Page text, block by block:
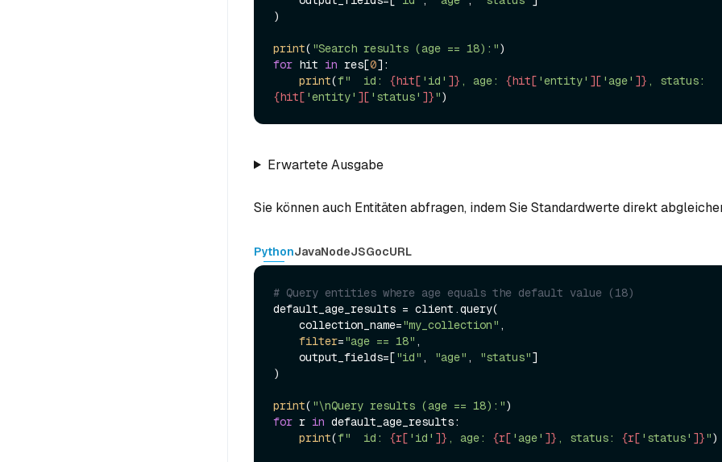
)
print( "Search results (age == 18):"
for hit in res[0]:
print(f"  id: {hit[ 'id' ]} , age: {hit[ 'entity' ][ 'age' ]}
{hit[ 'entity' ][ 'status' ]}"
Erwartete Ausgabe
Sie können auch Entitäten abfragen, indem Sie Standardwerte direkt
PythonJavaNodeJSGocURL
# Query entities where age equals the default value (18)
default_age_results = client.query(
    collection_name=
"my_collection" ,
filter="age == 18" ,
    output_fields=[
"id" , "age" , "status"]
)
print( "\nQuery results (age == 18):"
for r in default_age_results:
print(f"  id: {r[ 'id' ]} , age: {r[ 'age' ]} , status: {r[ 'status' ]}")